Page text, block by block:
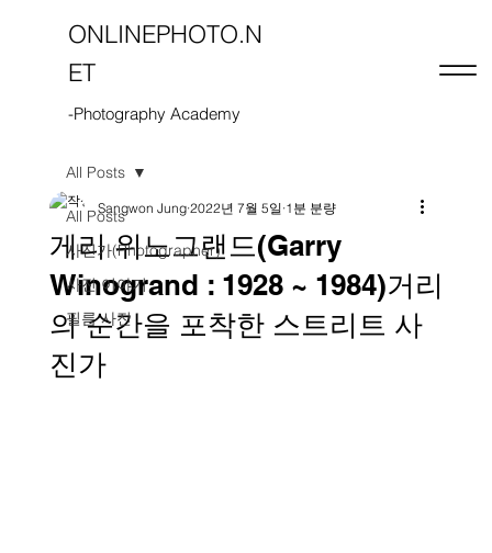
ONLINEPHOTO.N
ET
-Photography Academy
All Posts
사진가(Photographer)
사진 이야기
필름 사진
All Posts
게리 위노그랜드(Garry
Winogrand : 1928 ~ 1984)거리
의 순간을 포착한 스트리트 사
진가
Sangwon Jung 2022년 7월 5일 1분 분량